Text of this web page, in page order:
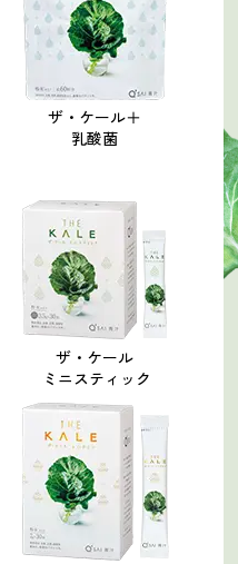
ザ・ケール＋
乳酸菌
ザ・ケール
ミニスティック